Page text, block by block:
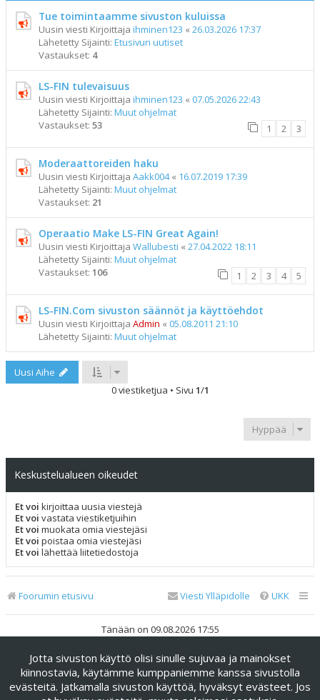
Tue toimintaamme sivuston kuluissa
Uusin viesti Kirjoittaja ihminen123 « 26.03.2026 17:37
Lähetetty Sijainti: Etusivun uutiset
Vastaukset: 4
LS-FIN tulevaisuus
Uusin viesti Kirjoittaja ihminen123 « 07.05.2026 22:43
Lähetetty Sijainti: Muut ohjelmat
Vastaukset: 53 1 2 3
Moderaattoreiden haku
Uusin viesti Kirjoittaja Aakk004« 16.07.2019 17:39
Lähetetty Sijainti: Muut ohjelmat
Vastaukset: 21
Operaatio Make LS-FIN Great Again!
Uusin viesti Kirjoittaja Wallubesti « 27.04.2022 18:11
Lähetetty Sijainti: Muut ohjelmat
Vastaukset: 106 1 2 3 4 5
LS-FIN.Com sivuston säännöt ja käyttöehdot
Uusin viesti Kirjoittaja Admin « 05.08.2011 21:10
Lähetetty Sijainti: Muut ohjelmat
Uusi Aihe
0 viestiketjua • Sivu 1/1
Hyppää
Keskustelualueen oikeudet
Et voi kirjoittaa uusia viestejä
Et voi vastata viestiketjuihin
Et voi muokata omia viestejäsi
Et voi poistaa omia viestejäsi
Et voi lähettää liitetiedostoja
Foorumin etusivu UKK
Viesti Ylläpidolle
Tänään on 09.08.2026 17:55
Keskustelufoorumin ohjelmistophpBB® Forum Software ©
phpBB Limited
Käännös: phpBB Suomi (lurttinen, harritapio, Pettis)
Jotta sivuston käyttö olisi sinulle sujuvaa ja mainokset
kiinnostavia, käytämme kumppaniemme kanssa sivustolla
evästeitä. Jatkamalla sivuston käyttöä, hyväksyt evästeet. Jos